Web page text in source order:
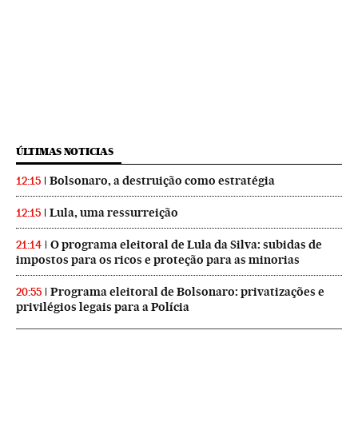
ÚLTIMAS NOTICIAS
12:15 Bolsonaro, a destruição como estratégia
12:15 Lula, uma ressurreição
21:14
O programa eleitoral de Lula da Silva: subidas de
impostos para os ricos e proteção para as minorias
20:55
Programa eleitoral de Bolsonaro: privatizações e
privilégios legais para a Polícia